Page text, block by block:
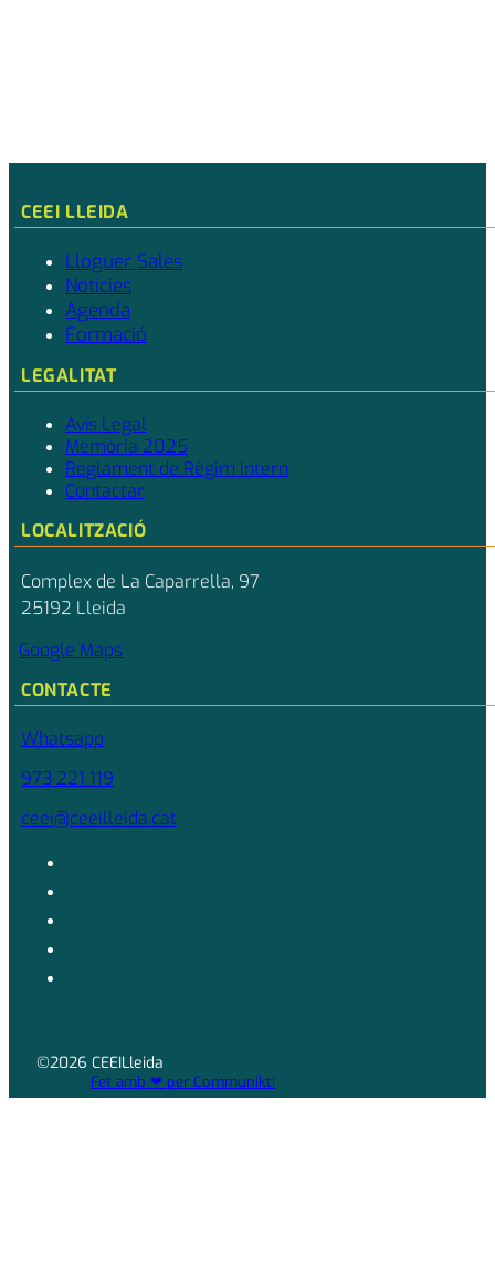
CEEI LLEIDA
Lloguer Sales
Notícies
Agenda
Formació
LEGALITAT
Avís Legal
Memòria 2025
Reglament de Règim Intern
Contactar
LOCALITZACIÓ
Complex de La Caparrella, 97
25192 Lleida
Google Maps
CONTACTE
Whatsapp
973 221 119
ceei@ceeilleida.cat
©2026 CEEILleida
Fet amb ❤ per Communikt!